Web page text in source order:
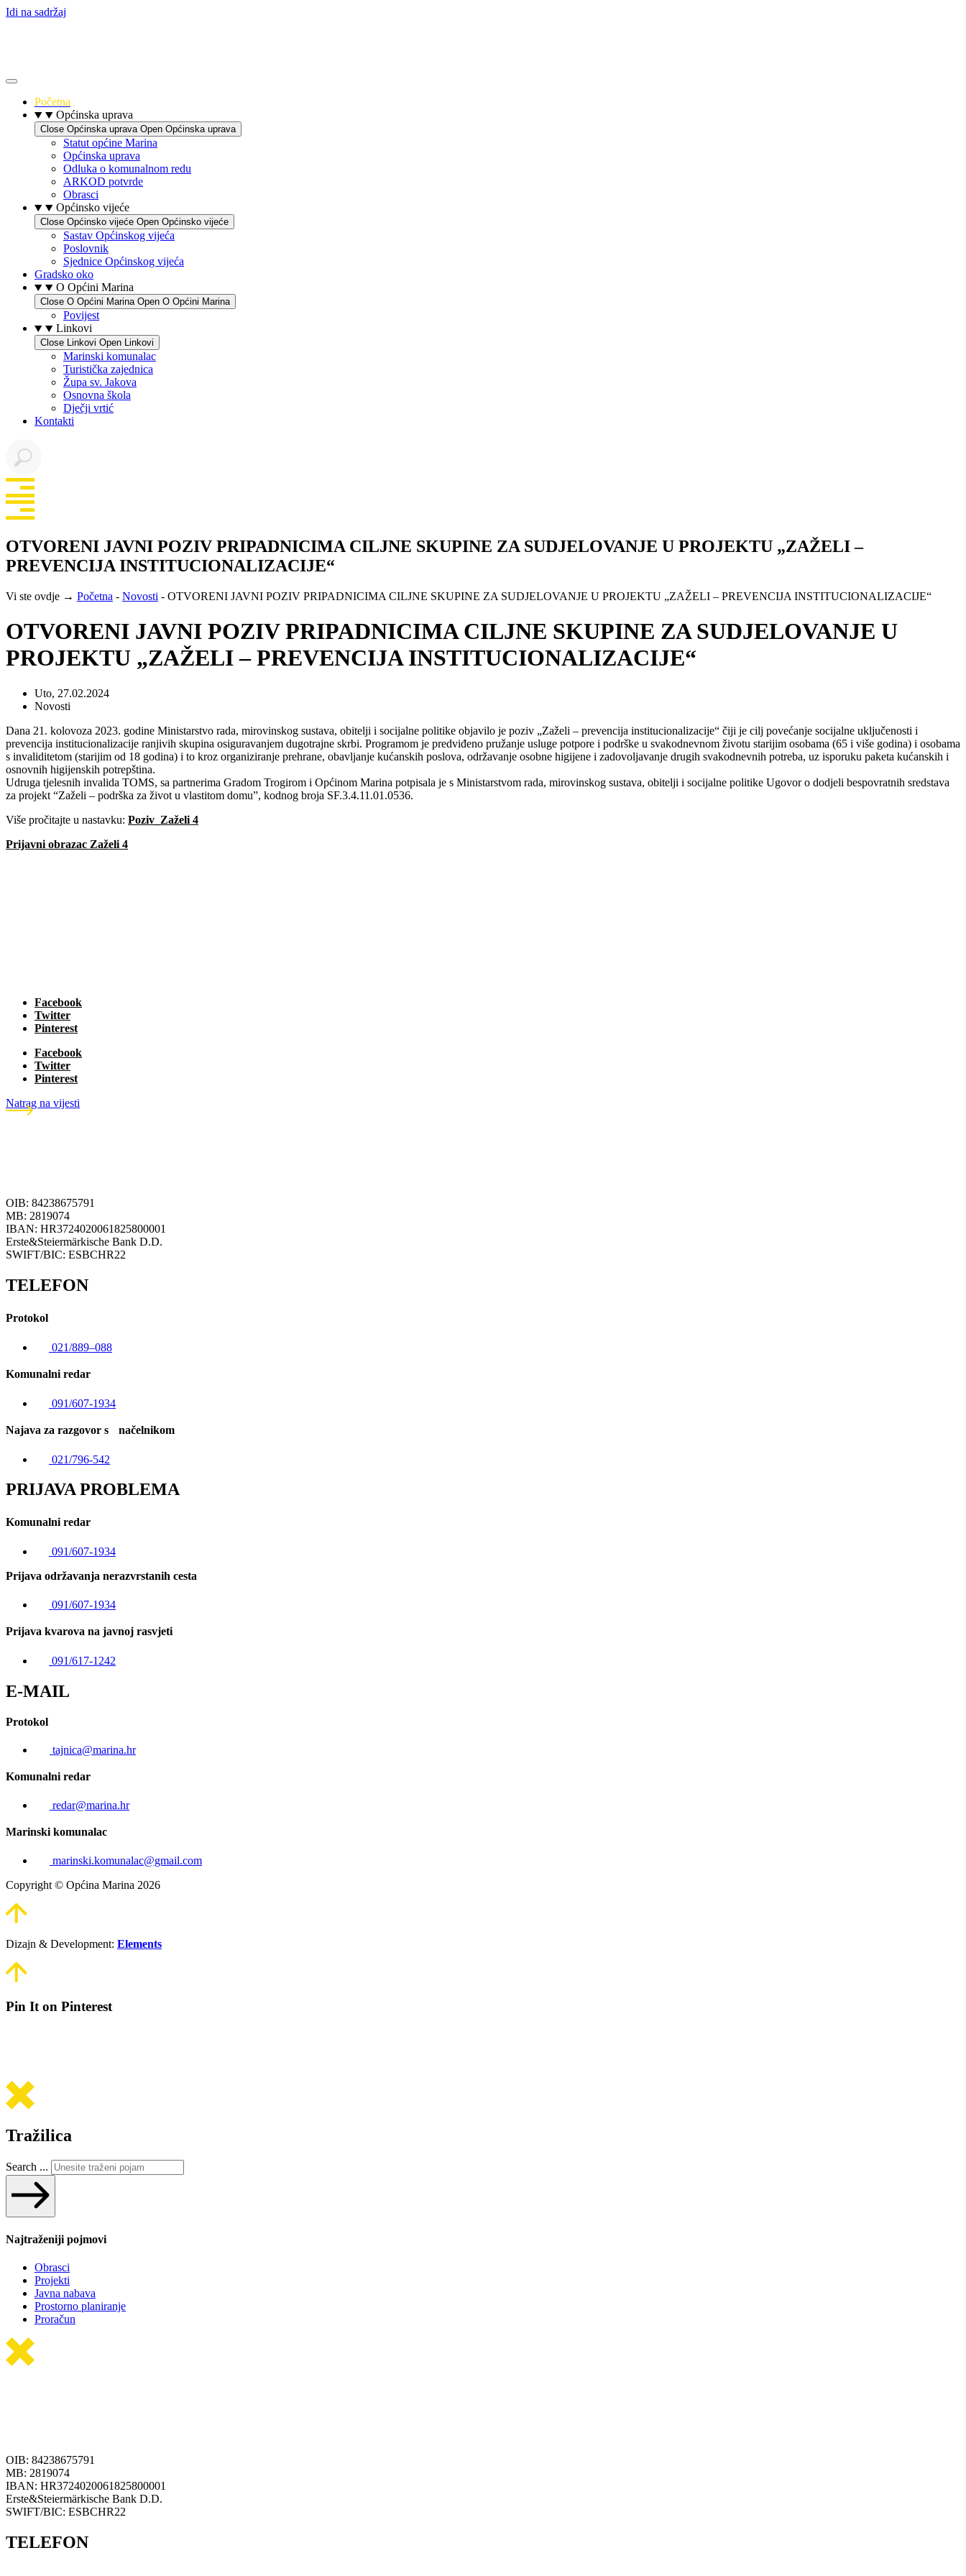
Idi na sadržaj
Početna
Općinska uprava
Close Općinska uprava Open Općinska uprava
Statut općine Marina
Općinska uprava
Odluka o komunalnom redu
ARKOD potvrde
Obrasci
Općinsko vijeće
Close Općinsko vijeće Open Općinsko vijeće
Sastav Općinskog vijeća
Poslovnik
Sjednice Općinskog vijeća
Gradsko oko
O Općini Marina
Close O Općini Marina Open O Općini Marina
Povijest
Linkovi
Close Linkovi Open Linkovi
Marinski komunalac
Turistička zajednica
Župa sv. Jakova
Osnovna škola
Dječji vrtić
Kontakti
OTVORENI JAVNI POZIV PRIPADNICIMA CILJNE SKUPINE ZA SUDJELOVANJE U PROJEKTU „ZAŽELI –
PREVENCIJA INSTITUCIONALIZACIJE“
Vi ste ovdje → Početna - Novosti - OTVORENI JAVNI POZIV PRIPADNICIMA CILJNE SKUPINE ZA SUDJELOVANJE U PROJEKTU „ZAŽELI – PREVENCIJA INSTITUCIONALIZACIJE“
OTVORENI JAVNI POZIV PRIPADNICIMA CILJNE SKUPINE ZA SUDJELOVANJE U
PROJEKTU „ZAŽELI – PREVENCIJA INSTITUCIONALIZACIJE“
Uto, 27.02.2024
Novosti
Dana 21. kolovoza 2023. godine Ministarstvo rada, mirovinskog sustava, obitelji i socijalne politike objavilo je poziv „Zaželi – prevencija institucionalizacije“ čiji je cilj povećanje socijalne uključenosti i
prevencija institucionalizacije ranjivih skupina osiguravanjem dugotrajne skrbi. Programom je predviđeno pružanje usluge potpore i podrške u svakodnevnom životu starijim osobama (65 i više godina) i osobama
s invaliditetom (starijim od 18 godina) i to kroz organiziranje prehrane, obavljanje kućanskih poslova, održavanje osobne higijene i zadovoljavanje drugih svakodnevnih potreba, uz isporuku paketa kućanskih i
osnovnih higijenskih potrepština.
Udruga tjelesnih invalida TOMS, sa partnerima Gradom Trogirom i Općinom Marina potpisala je s Ministarstvom rada, mirovinskog sustava, obitelji i socijalne politike Ugovor o dodjeli bespovratnih sredstava
za projekt “Zaželi – podrška za život u vlastitom domu”, kodnog broja SF.3.4.11.01.0536.
Više pročitajte u nastavku: Poziv_Zaželi 4
Prijavni obrazac Zaželi 4
Facebook
Twitter
Pinterest
Facebook
Twitter
Pinterest
Natrag na vijesti
OIB: 84238675791
MB: 2819074
IBAN: HR3724020061825800001
Erste&Steiermärkische Bank D.D.
SWIFT/BIC: ESBCHR22
TELEFON
Protokol
021/889–088
Komunalni redar
091/607-1934
Najava za razgovor s načelnikom
021/796-542
PRIJAVA PROBLEMA
Komunalni redar
091/607-1934
Prijava održavanja nerazvrstanih cesta
091/607-1934
Prijava kvarova na javnoj rasvjeti
091/617-1242
E-MAIL
Protokol
tajnica@marina.hr
Komunalni redar
redar@marina.hr
Marinski komunalac
marinski.komunalac@gmail.com
Copyright © Općina Marina 2026
Dizajn & Development: Elements
Pin It on Pinterest
Tražilica
Search ...
Najtraženiji pojmovi
Obrasci
Projekti
Javna nabava
Prostorno planiranje
Proračun
OIB: 84238675791
MB: 2819074
IBAN: HR3724020061825800001
Erste&Steiermärkische Bank D.D.
SWIFT/BIC: ESBCHR22
TELEFON